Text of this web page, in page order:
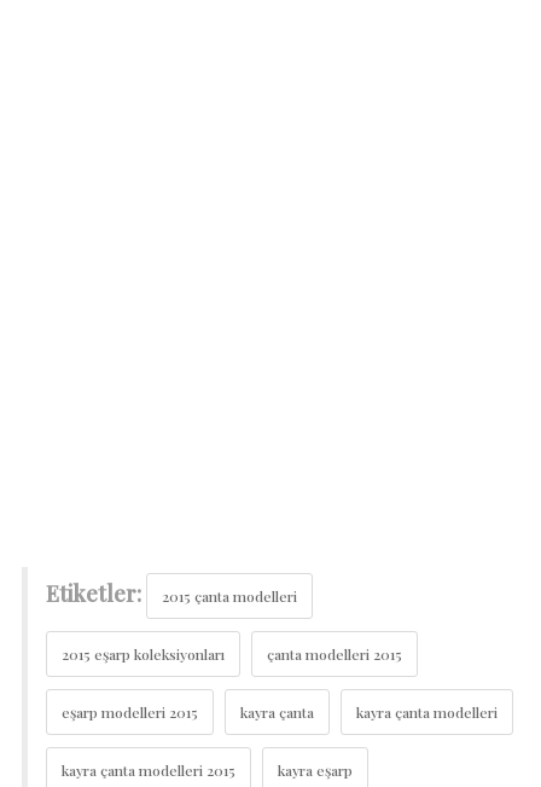
Etiketler: 2015 çanta modelleri
2015 eşarp koleksiyonları çanta modelleri 2015
eşarp modelleri 2015 kayra çanta kayra çanta modelleri
kayra çanta modelleri 2015 kayra eşarp